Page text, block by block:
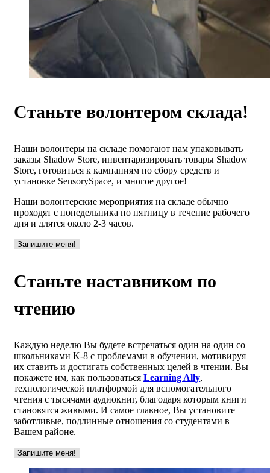
Станьте волонтером склада!
Наши волонтеры на складе помогают нам упаковывать
заказы Shadow Store, инвентаризировать товары Shadow
Store, готовиться к кампаниям по сбору средств и
установке SensorySpace, и многое другое!
Наши волонтерские мероприятия на складе обычно
проходят с понедельника по пятницу в течение рабочего
дня и длятся около 2-3 часов.
Запишите меня!
Станьте наставником по
чтению
Каждую неделю Вы будете встречаться один на один со
школьниками K-8 с проблемами в обучении, мотивируя
их ставить и достигать собственных целей в чтении. Вы
покажете им, как пользоваться Learning Ally,
технологической платформой для вспомогательного
чтения с тысячами аудиокниг, благодаря которым книги
становятся живыми. И самое главное, Вы установите
заботливые, подлинные отношения со студентами в
Вашем районе.
Запишите меня!